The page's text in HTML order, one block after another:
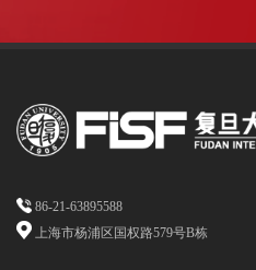
86-21-63895588
上海市杨浦区国权路579号B栋